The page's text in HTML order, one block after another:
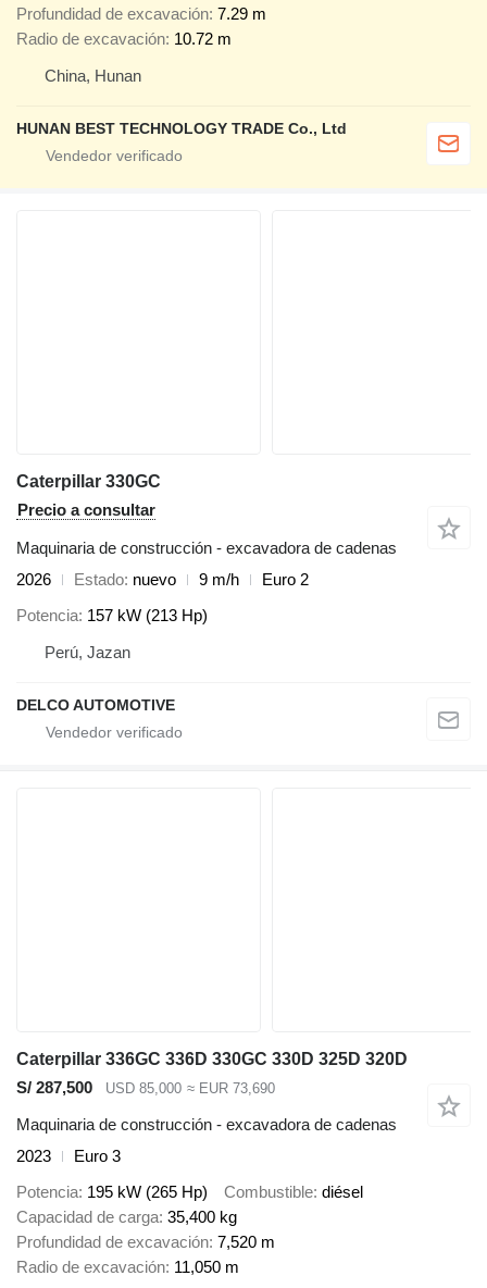
Profundidad de excavación 7.29 m
Radio de excavación 10.72 m
China, Hunan
HUNAN BEST TECHNOLOGY TRADE Co., Ltd
Caterpillar 330GC
Precio a consultar
Maquinaria de construcción - excavadora de cadenas
2026
Estado nuevo 9 m/h
Euro 2
Potencia 157 kW (213 Hp)
Perú, Jazan
DELCO AUTOMOTIVE
Caterpillar 336GC 336D 330GC 330D 325D 320D
S/ 287,500
USD 85,000 ≈ EUR 73,690
Maquinaria de construcción - excavadora de cadenas
2023
Euro 3
Potencia 195 kW (265 Hp) Combustible diésel
Capacidad de carga 35,400 kg
Profundidad de excavación 7,520 m
Radio de excavación 11,050 m